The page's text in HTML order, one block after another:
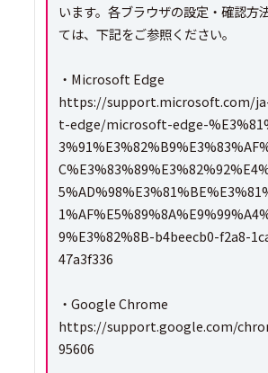
います。各ブラウザの設定・確認方
ては、下記をご参照ください。
・Microsoft Edge
https://support.microsoft.com/
t-edge/microsoft-edge-
9%E3%82%8B-b4beecb0-f2a8-
47a3f336
・Google Chrome
https://support.google.com/
95606